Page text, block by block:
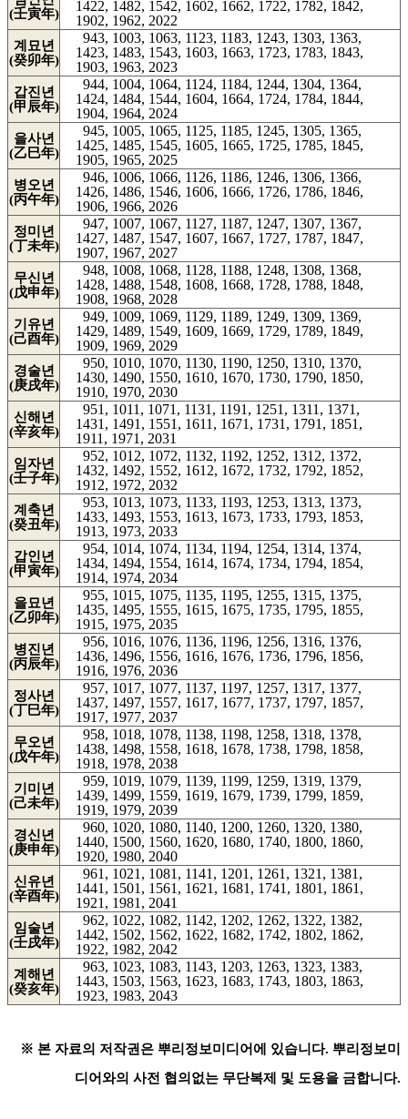
(壬寅年)
1422, 1482, 1542, 1602, 1662, 1722, 1782, 1842,
1902, 1962, 2022
계묘년
(癸卯年)
943, 1003, 1063, 1123, 1183, 1243, 1303, 1363,
1423, 1483, 1543, 1603, 1663, 1723, 1783, 1843,
1903, 1963, 2023
갑진년
(甲辰年)
944, 1004, 1064, 1124, 1184, 1244, 1304, 1364,
1424, 1484, 1544, 1604, 1664, 1724, 1784, 1844,
1904, 1964, 2024
을사년
(乙巳年)
945, 1005, 1065, 1125, 1185, 1245, 1305, 1365,
1425, 1485, 1545, 1605, 1665, 1725, 1785, 1845,
1905, 1965, 2025
병오년
(丙午年)
946, 1006, 1066, 1126, 1186, 1246, 1306, 1366,
1426, 1486, 1546, 1606, 1666, 1726, 1786, 1846,
1906, 1966, 2026
정미년
(丁未年)
947, 1007, 1067, 1127, 1187, 1247, 1307, 1367,
1427, 1487, 1547, 1607, 1667, 1727, 1787, 1847,
1907, 1967, 2027
무신년
(戊申年)
948, 1008, 1068, 1128, 1188, 1248, 1308, 1368,
1428, 1488, 1548, 1608, 1668, 1728, 1788, 1848,
1908, 1968, 2028
기유년
(己酉年)
949, 1009, 1069, 1129, 1189, 1249, 1309, 1369,
1429, 1489, 1549, 1609, 1669, 1729, 1789, 1849,
1909, 1969, 2029
경술년
(庚戌年)
950, 1010, 1070, 1130, 1190, 1250, 1310, 1370,
1430, 1490, 1550, 1610, 1670, 1730, 1790, 1850,
1910, 1970, 2030
신해년
(辛亥年)
951, 1011, 1071, 1131, 1191, 1251, 1311, 1371,
1431, 1491, 1551, 1611, 1671, 1731, 1791, 1851,
1911, 1971, 2031
임자년
(壬子年)
952, 1012, 1072, 1132, 1192, 1252, 1312, 1372,
1432, 1492, 1552, 1612, 1672, 1732, 1792, 1852,
1912, 1972, 2032
계축년
(癸丑年)
953, 1013, 1073, 1133, 1193, 1253, 1313, 1373,
1433, 1493, 1553, 1613, 1673, 1733, 1793, 1853,
1913, 1973, 2033
갑인년
(甲寅年)
954, 1014, 1074, 1134, 1194, 1254, 1314, 1374,
1434, 1494, 1554, 1614, 1674, 1734, 1794, 1854,
1914, 1974, 2034
을묘년
(乙卯年)
955, 1015, 1075, 1135, 1195, 1255, 1315, 1375,
1435, 1495, 1555, 1615, 1675, 1735, 1795, 1855,
1915, 1975, 2035
병진년
(丙辰年)
956, 1016, 1076, 1136, 1196, 1256, 1316, 1376,
1436, 1496, 1556, 1616, 1676, 1736, 1796, 1856,
1916, 1976, 2036
정사년
(丁巳年)
957, 1017, 1077, 1137, 1197, 1257, 1317, 1377,
1437, 1497, 1557, 1617, 1677, 1737, 1797, 1857,
1917, 1977, 2037
무오년
(戊午年)
958, 1018, 1078, 1138, 1198, 1258, 1318, 1378,
1438, 1498, 1558, 1618, 1678, 1738, 1798, 1858,
1918, 1978, 2038
기미년
(己未年)
959, 1019, 1079, 1139, 1199, 1259, 1319, 1379,
1439, 1499, 1559, 1619, 1679, 1739, 1799, 1859,
1919, 1979, 2039
경신년
(庚申年)
960, 1020, 1080, 1140, 1200, 1260, 1320, 1380,
1440, 1500, 1560, 1620, 1680, 1740, 1800, 1860,
1920, 1980, 2040
신유년
(辛酉年)
961, 1021, 1081, 1141, 1201, 1261, 1321, 1381,
1441, 1501, 1561, 1621, 1681, 1741, 1801, 1861,
1921, 1981, 2041
임술년
(壬戌年)
962, 1022, 1082, 1142, 1202, 1262, 1322, 1382,
1442, 1502, 1562, 1622, 1682, 1742, 1802, 1862,
1922, 1982, 2042
계해년
(癸亥年)
963, 1023, 1083, 1143, 1203, 1263, 1323, 1383,
1443, 1503, 1563, 1623, 1683, 1743, 1803, 1863,
1923, 1983, 2043
※ 본 자료의 저작권은 뿌리정보미디어에 있습니다. 뿌리정보미
디어와의 사전 협의없는 무단복제 및 도용을 금합니다.